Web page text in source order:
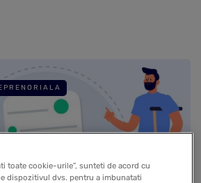
toate cookie-urile”, sunteti de acord cu
dispozitivul dvs. pentru a imbunatati